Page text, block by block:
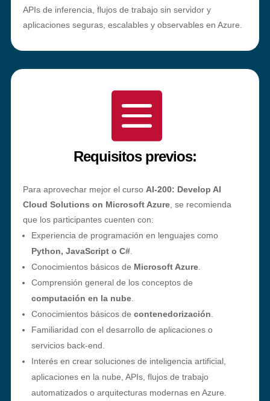
APIs de inferencia, flujos de trabajo sin servidor y
aplicaciones seguras, escalables y observables en Azure.

Requisitos previos:
Para aprovechar mejor el curso AI-200: Develop AI
Cloud Solutions on Microsoft Azure, se recomienda
que los participantes cuenten con:
Experiencia de programación en lenguajes como
Python, JavaScript o C#.
Conocimientos básicos de Microsoft Azure.
Comprensión general de los conceptos de
computación en la nube.
Conocimientos básicos de contenedorización
Familiaridad con el desarrollo de aplicaciones o
servicios back-end.
Interés en crear soluciones de inteligencia artificial,
aplicaciones en la nube, APIs, flujos de trabajo
automatizados o arquitecturas modernas en Azure.